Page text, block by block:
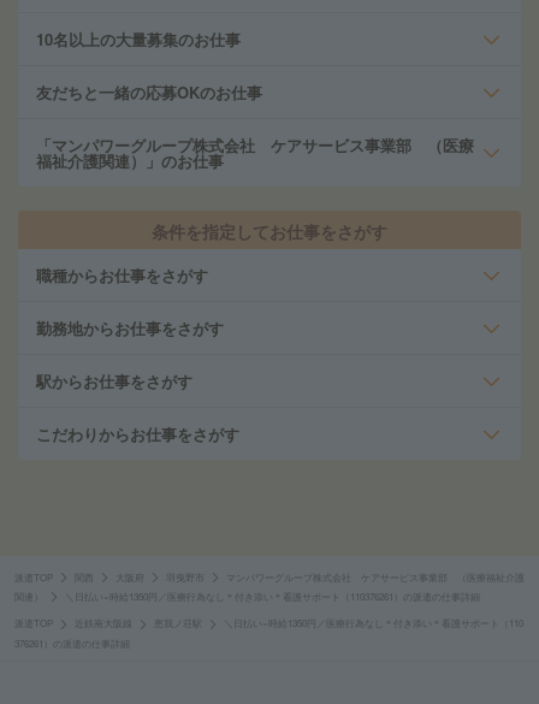
10名以上の大量募集のお仕事
友だちと一緒の応募OKのお仕事
「マンパワーグループ株式会社 ケアサービス事業部 （医療
福祉介護関連）」のお仕事
条件を指定してお仕事をさがす
職種からお仕事をさがす
勤務地からお仕事をさがす
駅からお仕事をさがす
こだわりからお仕事をさがす
派遣TOP 関西 大阪府 羽曳野市
マンパワーグループ株式会社 ケアサービス事業部 （医療福祉介護
関連）
＼日払い×時給1350円／医療行為なし＊付き添い＊看護サポート（110376261）の派遣の仕事詳細
派遣TOP 近鉄南大阪線 恵我ノ荘駅
＼日払い×時給1350円／医療行為なし＊付き添い＊看護サポート（110
376261）の派遣の仕事詳細